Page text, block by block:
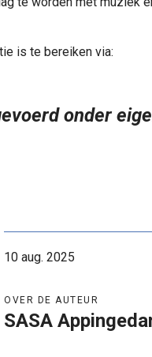
is te bereiken via:
onder
10 aug. 2025
OVER DE AUTEUR
SASA